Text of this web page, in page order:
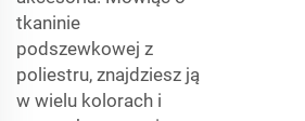
tkaninie
podszewkowej z
poliestru, znajdziesz ją
w wielu kolorach i